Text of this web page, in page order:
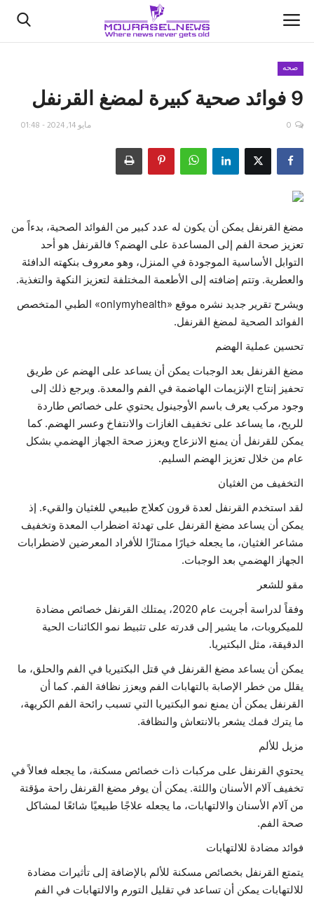
الأخبار
كتّابنا
السعودية
اقتصاد
علوم وتكنولوجيا
رياضة
فيديو
حياة
صحه
9 فوائد صحية كبيرة لمضغ القرنفل
مايو 14, 2024 - 01:48 0
مضغ القرنفل يمكن أن يكون له عدد كبير من الفوائد الصحية، بدءاً من
تعزيز صحة الفم إلى المساعدة على الهضم؟ فالقرنفل هو أحد
التوابل الأساسية الموجودة في المنزل، وهو معروف بنكهته الدافئة
والعطرية. وتتم إضافته إلى الأطعمة المختلفة لتعزيز النكهة والتغذية.
ويشرح تقرير جديد نشره موقع «onlymyhealth» الطبي المتخصص
الفوائد الصحية لمضغ القرنفل.
تحسين عملية الهضم
مضغ القرنفل بعد الوجبات يمكن أن يساعد على الهضم عن طريق
تحفيز إنتاج الإنزيمات الهاضمة في الفم والمعدة. ويرجع ذلك إلى
وجود مركب يعرف باسم الأوجينول يحتوي على خصائص طاردة
للريح، ما يساعد على تخفيف الغازات والانتفاخ وعسر الهضم. كما
يمكن للقرنفل أن يمنع الانزعاج ويعزز صحة الجهاز الهضمي بشكل
عام من خلال تعزيز الهضم السليم.
التخفيف من الغثيان
لقد استخدم القرنفل لعدة قرون كعلاج طبيعي للغثيان والقيء. إذ
يمكن أن يساعد مضغ القرنفل على تهدئة اضطراب المعدة وتخفيف
مشاعر الغثيان، ما يجعله خيارًا ممتازًا للأفراد المعرضين لاضطرابات
الجهاز الهضمي بعد الوجبات.
مقو للشعر
وفقاً لدراسة أجريت عام 2020، يمتلك القرنفل خصائص مضادة
للميكروبات، ما يشير إلى قدرته على تثبيط نمو الكائنات الحية
الدقيقة، مثل البكتيريا.
يمكن أن يساعد مضغ القرنفل في قتل البكتيريا في الفم والحلق، ما
يقلل من خطر الإصابة بالتهابات الفم ويعزز نظافة الفم. كما أن
القرنفل يمكن أن يمنع نمو البكتيريا التي تسبب رائحة الفم الكريهة،
ما يترك فمك يشعر بالانتعاش والنظافة.
مزيل للألم
يحتوي القرنفل على مركبات ذات خصائص مسكنة، ما يجعله فعالاً في
تخفيف آلام الأسنان واللثة. يمكن أن يوفر مضغ القرنفل راحة مؤقتة
من آلام الأسنان والالتهابات، ما يجعله علاجًا طبيعيًا شائعًا لمشاكل
صحة الفم.
فوائد مضادة للالتهابات
يتمتع القرنفل بخصائص مسكنة للألم بالإضافة إلى تأثيرات مضادة
للالتهابات يمكن أن تساعد في تقليل التورم والالتهابات في الفم